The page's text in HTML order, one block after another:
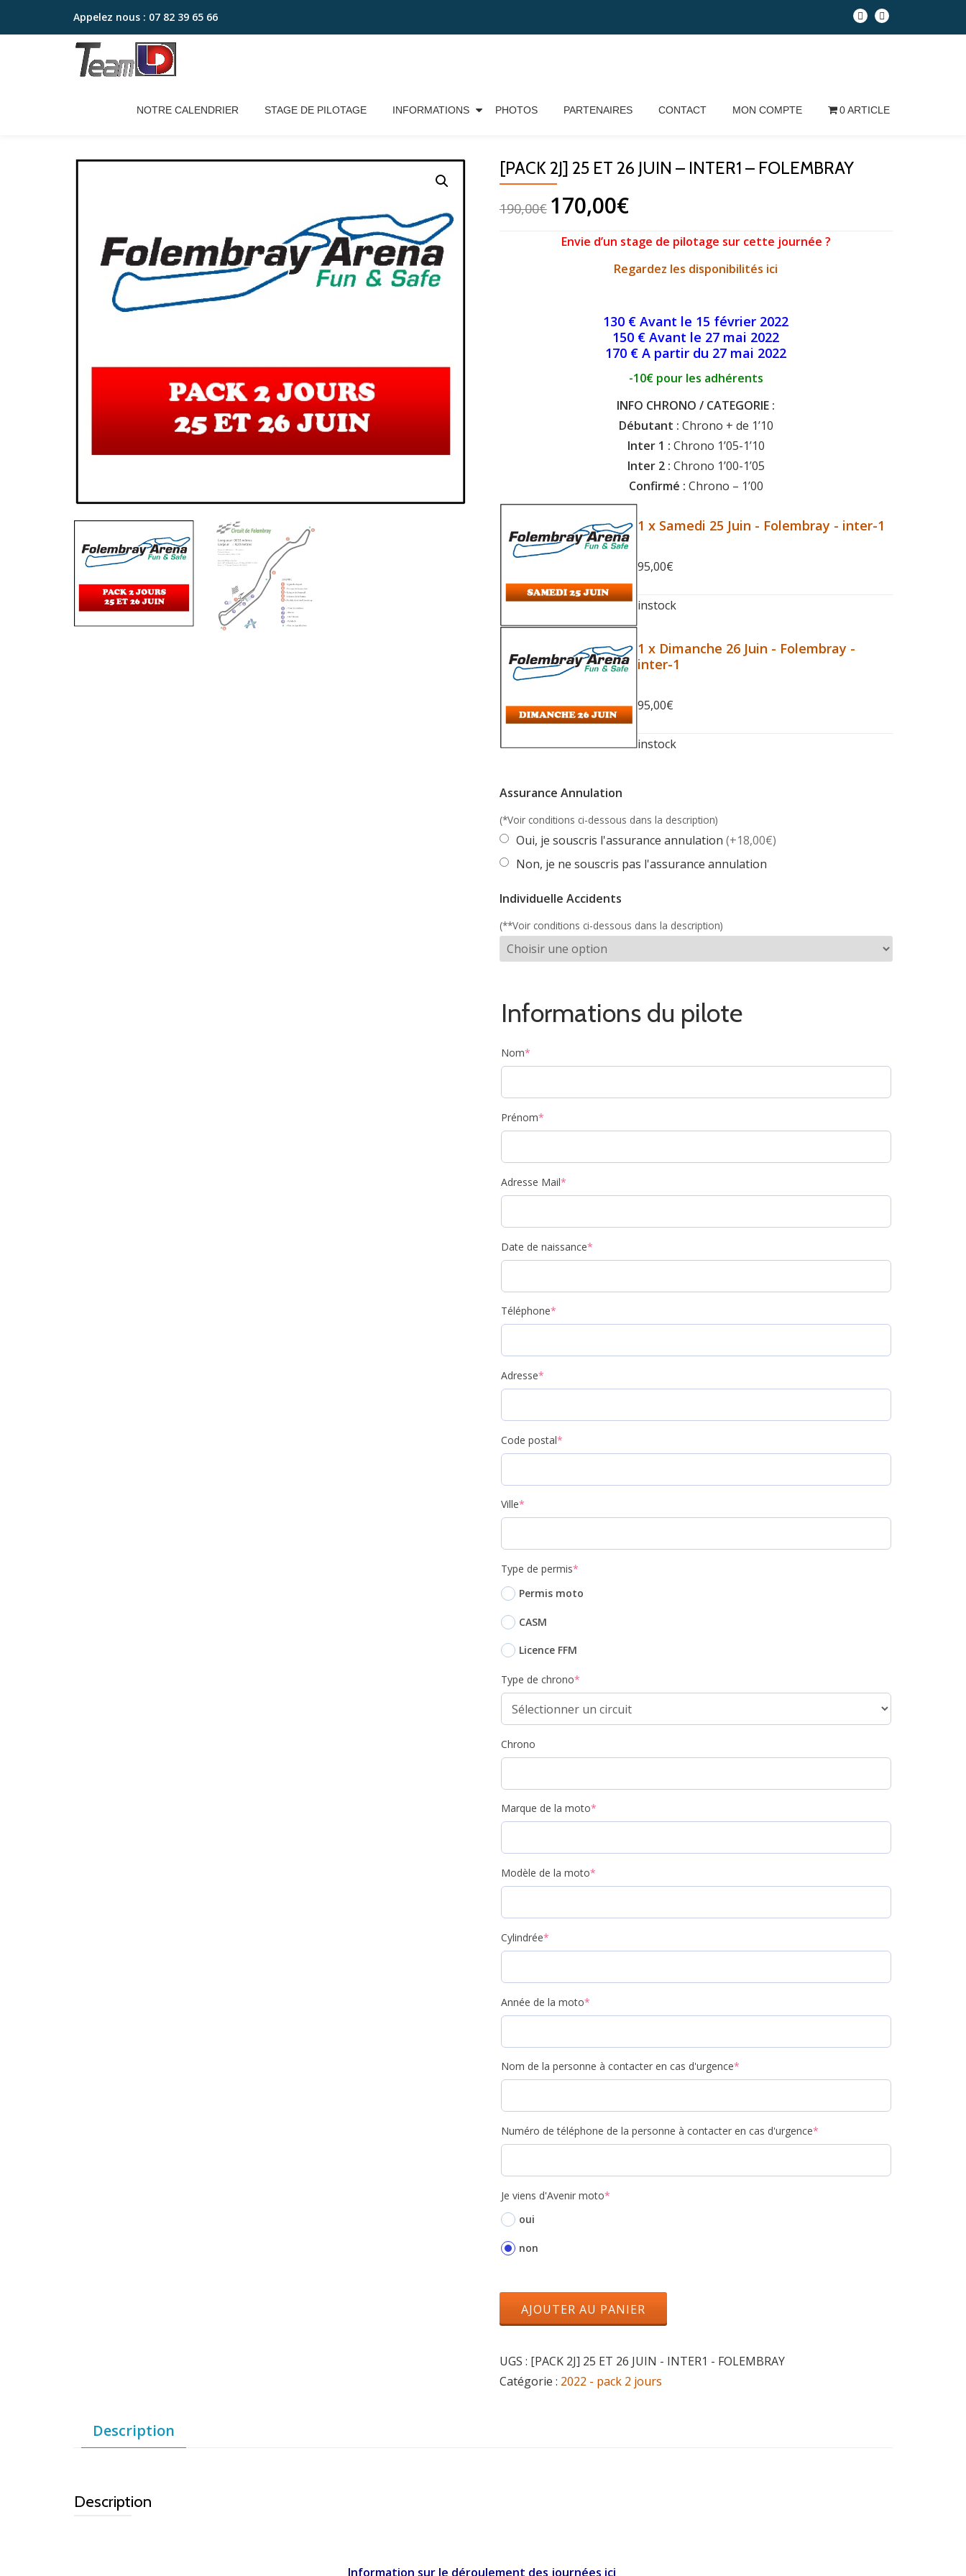
Aller
Appelez nous : 07 82 39 65 66
NOTRE CALENDRIER STAGE DE PILOTAGE INFORMATIONS PHOTOS PARTENAIRES CONTACT MON COMPTE 0 ARTICLE
[PACK 2J] 25 ET 26 JUIN – INTER1 – FOLEMBRAY
190,00€ 170,00€
Envie d’un stage de pilotage sur cette journée ?
Regardez les disponibilités ici
130 € Avant le 15 février 2022
150 € Avant le 27 mai 2022
170 € A partir du 27 mai 2022
-10€ pour les adhérents
INFO CHRONO / CATEGORIE :
Débutant : Chrono + de 1’10
Inter 1 : Chrono 1’05-1’10
Inter 2 : Chrono 1’00-1’05
Confirmé : Chrono – 1’00
1 x Samedi 25 Juin - Folembray - inter-1
95,00€
instock
1 x Dimanche 26 Juin - Folembray -
inter-1
95,00€
instock
Assurance Annulation
(*Voir conditions ci-dessous dans la description)
Oui, je souscris l'assurance annulation (+18,00€)
Non, je ne souscris pas l'assurance annulation
Individuelle Accidents
(**Voir conditions ci-dessous dans la description)
Informations du pilote
Nom*
Prénom*
Adresse Mail*
Date de naissance*
Téléphone*
Adresse*
Code postal*
Ville*
Type de permis*
Permis moto
CASM
Licence FFM
Type de chrono*
Chrono
Marque de la moto*
Modèle de la moto*
Cylindrée*
Année de la moto*
Nom de la personne à contacter en cas d'urgence*
Numéro de téléphone de la personne à contacter en cas d'urgence*
Je viens d'Avenir moto*
oui
non
AJOUTER AU PANIER
UGS : [PACK 2J] 25 ET 26 JUIN - INTER1 - FOLEMBRAY
Catégorie : 2022 - pack 2 jours
Description
Description
Information sur le déroulement des journées ici